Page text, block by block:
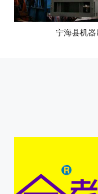
宁海县机器